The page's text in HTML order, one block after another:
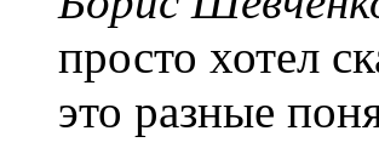
просто хотел
это разные